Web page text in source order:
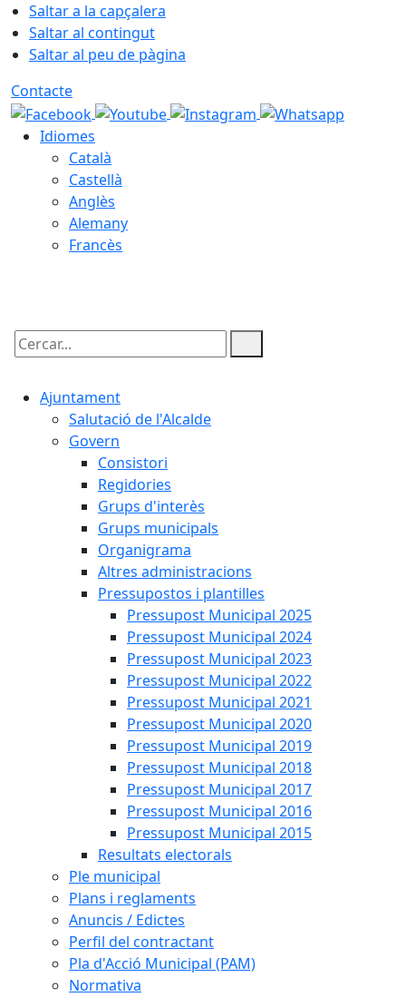
Saltar a la capçalera
Saltar al contingut
Saltar al peu de pàgina
Contacte
Idiomes
Català
Castellà
Anglès
Alemany
Francès
Cercar:
Ajuntament
Salutació de l'Alcalde
Govern
Consistori
Regidories
Grups d'interès
Grups municipals
Organigrama
Altres administracions
Pressupostos i plantilles
Pressupost Municipal 2025
Pressupost Municipal 2024
Pressupost Municipal 2023
Pressupost Municipal 2022
Pressupost Municipal 2021
Pressupost Municipal 2020
Pressupost Municipal 2019
Pressupost Municipal 2018
Pressupost Municipal 2017
Pressupost Municipal 2016
Pressupost Municipal 2015
Resultats electorals
Ple municipal
Plans i reglaments
Anuncis / Edictes
Perfil del contractant
Pla d'Acció Municipal (PAM)
Normativa